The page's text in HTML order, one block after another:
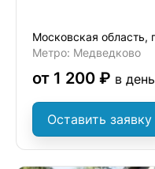
Метро: Медведково
от 1 200 ₽ в день
Оставить заявку